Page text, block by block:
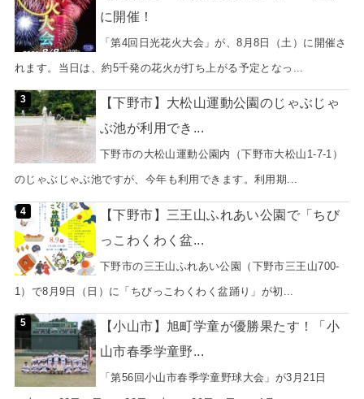
に開催！
「第4回日光花火大会」が、8月8日（土）に開催さ
れます。当日は、約5千発の花火が打ち上がる予定となっ...
【下野市】大松山運動公園のじゃぶじゃ
ぶ池が利用でき...
下野市の大松山運動公園内（下野市大松山1-7-1）
のじゃぶじゃぶ池ですが、今年も利用できます。利用期...
【下野市】三王山ふれあい公園で「ちび
っこわくわく盆...
下野市の三王山ふれあい公園（下野市三王山700-
1）で8月9日（日）に「ちびっこわくわく盆踊り」が初...
【小山市】旭町学童が優勝果たす！「小
山市春季学童野...
「第56回小山市春季学童野球大会」が3月21日